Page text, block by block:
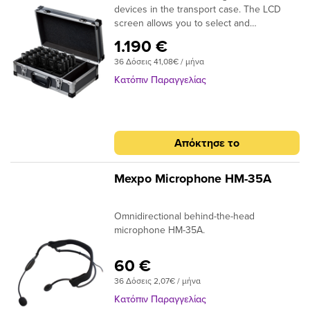
devices in the transport case. The LCD
screen allows you to select and
charger.
1.190 €
36 Δόσεις 41,08€ / μήνα
Κατόπιν Παραγγελίας
Απόκτησε το
Mexpo Microphone HM-35A
Omnidirectional behind-the-head
microphone HM-35A.
60 €
36 Δόσεις 2,07€ / μήνα
Κατόπιν Παραγγελίας